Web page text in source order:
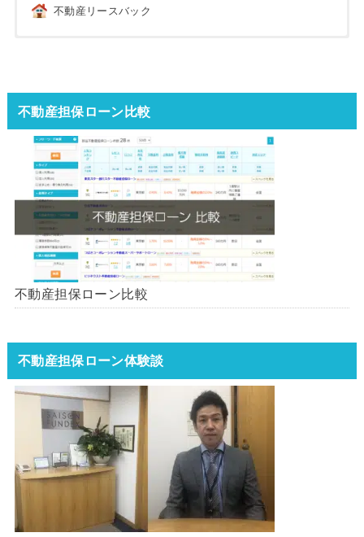
不動産リースバック
不動産担保ローン比較
不動産担保ローン比較
不動産担保ローン体験談